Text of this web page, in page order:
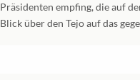
Präsidenten empfing, die auf
Blick über den Tejo auf das